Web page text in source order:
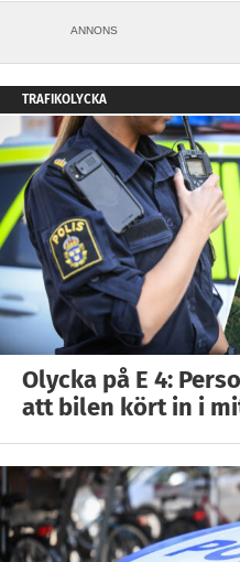
ANNONS
TRAFIKOLYCKA
Olycka på E 4:
att bilen kört in i